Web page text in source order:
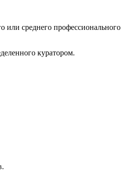
или среднего профессионального
куратором.